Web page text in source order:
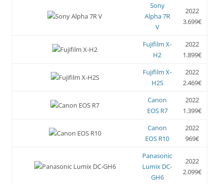
Sony
Alpha 7R
V
2022
3.699€
Fujifilm X-
H2
2022
1.899€
Fujifilm X-
H2S
2022
2.469€
Canon
EOS R7
2022
1.399€
Canon
EOS R10
2022
969€
Panasonic
Lumix DC-
GH6
2022
2.099€